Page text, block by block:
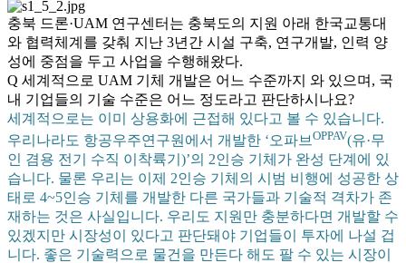
충북 드론·UAM 연구센터는 충북도의 지원 아래 한국교통대
와 협력체계를 갖춰 지난 3년간 시설 구축, 연구개발, 인력 양
성에 중점을 두고 사업을 수행해왔다.
Q 세계적으로 UAM 기체 개발은 어느 수준까지 와 있으며, 국
내 기업들의 기술 수준은 어느 정도라고 판단하시나요?
세계적으로는 이미 상용화에 근접해 있다고 볼 수 있습니다.
우리나라도 항공우주연구원에서 개발한 ‘오파브 OPPAV(유·무
인 겸용 전기 수직 이착륙기)’의 2인승 기체가 완성 단계에 있
습니다. 물론 우리는 이제 2인승 기체의 시범 비행에 성공한 상
태로 4~5인승 기체를 개발한 다른 국가들과 기술적 격차가 존
재하는 것은 사실입니다. 우리도 지원만 충분하다면 개발할 수
있겠지만 시장성이 있다고 판단돼야 기업들이 투자에 나설 겁
니다. 좋은 기술력으로 물건을 만든다 해도 팔 수 있는 시장이